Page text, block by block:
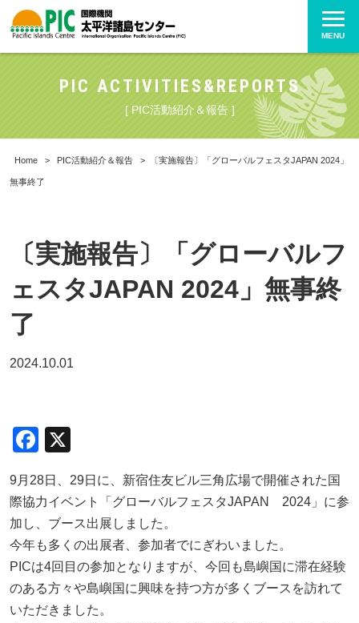
MENU
PIC ACTIVITIES&REPORTS
[ PIC活動紹介＆報告 ]
Home > PIC活動紹介＆報告 > 〔実施報告〕「グローバルフェスタJAPAN 2024」
無事終了
〔実施報告〕「グローバルフ
ェスタJAPAN 2024」無事終
了
2024.10.01
F
c
e
b
o
o
9月28日、29日に、新宿住友ビル三角広場で開催された国
際協力イベント「グローバルフェスタJAPAN 2024」に参
加し、ブース出展しました。
今年も多くの出展者、参加者でにぎわいました。
PICは4回目の参加となりますが、今回も島嶼国に滞在経験
のある方々や島嶼国に興味を持つ方が多くブースを訪れて
いただきました。